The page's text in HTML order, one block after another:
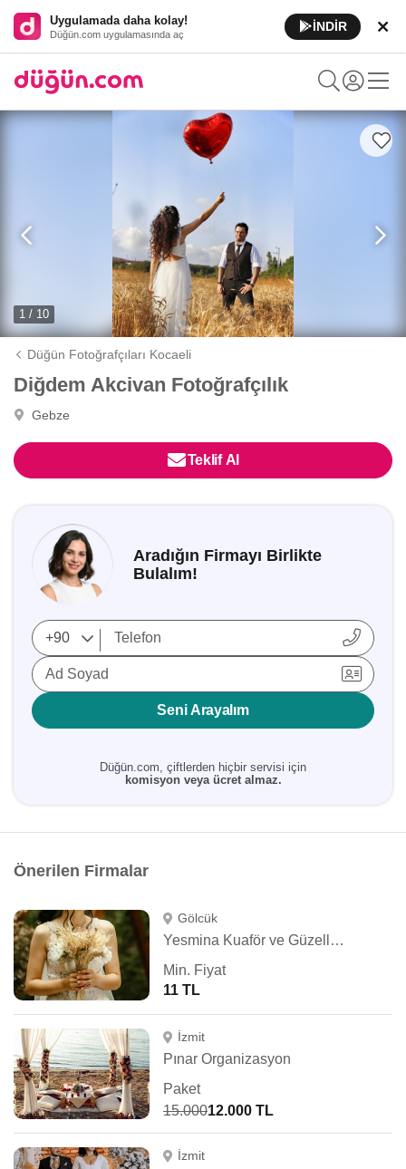
Uygulamada daha kolay!
Düğün.com uygulamasında aç
İNDİR
1 / 10
Düğün Fotoğrafçıları Kocaeli
Diğdem Akcivan Fotoğrafçılık
Gebze
Teklif Al
Aradığın Firmayı Birlikte
Bulalım!
Ad Soyad
Seni Arayalım
Düğün.com, çiftlerden hiçbir servisi için
komisyon veya ücret almaz.
Önerilen Firmalar
Gölcük
Yesmina Kuaför ve Güzellik Salonu
Min. Fiyat
11 TL
İzmit
Pınar Organizasyon
Paket
15.00012.000 TL
İzmit